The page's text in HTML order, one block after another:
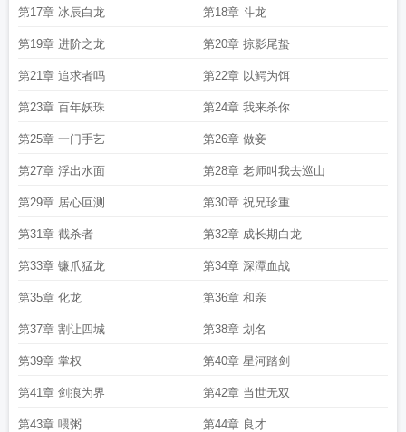
第17章 冰辰白龙 第18章 斗龙
第19章 进阶之龙 第20章 掠影尾蛰
第21章 追求者吗 第22章 以鳄为饵
第23章 百年妖珠 第24章 我来杀你
第25章 一门手艺 第26章 做妾
第27章 浮出水面 第28章 老师叫我去巡山
第29章 居心叵测 第30章 祝兄珍重
第31章 截杀者 第32章 成长期白龙
第33章 镰爪猛龙 第34章 深潭血战
第35章 化龙 第36章 和亲
第37章 割让四城 第38章 划名
第39章 掌权 第40章 星河踏剑
第41章 剑痕为界 第42章 当世无双
第43章 喂粥 第44章 良才